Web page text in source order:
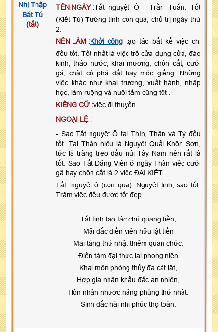
Nhị Thập
Bát Tú
(tất)
TÊN NGÀY :Tất nguyệt Ô - Trần Tuấn: Tốt
(Kiết Tú) Tướng tinh con quạ, chủ trị ngày thứ
2.
NÊN LÀM :Khởi công tạo tác bất kể việc chi
đều tốt. Tốt nhất là việc trổ cửa dựng cửa, đào
kinh, tháo nước, khai mương, chôn cất, cưới
gả, chặt cỏ phá đất hay móc giếng. Những
việc khác như khai trương, xuất hành, nhập
học, làm ruộng và nuôi tằm cũng tốt .
KIÊNG CỮ :việc đi thuyền
NGOẠI LỆ :
- Sao Tất nguyệt Ô tại Thìn, Thân và Tý đều
tốt. Tại Thân hiệu là Nguyệt Quải Khôn Sơn,
tức là trăng treo đầu núi Tây Nam nên rất là
tốt. Sao Tất Đăng Viên ở ngày Thân việc cưới
gã hay chôn cất là 2 việc ĐẠI KIẾT.
Tất: nguyệt ô (con quạ): Nguyệt tinh, sao tốt.
Trăm việc đều được tốt đẹp.
Tất tinh tạo tác chủ quang tiền,
Mãi dắc điền viên hữu lật tiền
Mai táng thử nhật thiêm quan chức,
Điền tàm đại thực lai phong niên
Khai môn phóng thủy đa cát lật,
Hợp gia nhân khẩu đắc an nhiên,
Hôn nhân nhược năng phùng thử nhật,
Sinh đắc hài nhi phúc thọ toàn.